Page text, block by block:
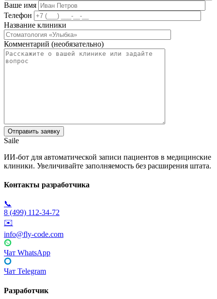
Ваше имя
Телефон
Название клиники
Комментарий (необязательно)
Saile
ИИ-бот для автоматической записи пациентов в медицинские
клиники. Увеличивайте заполняемость без расширения штата.
Контакты разработчика
📞
8 (499) 112-34-72
✉️
info@fly-code.com
Чат WhatsApp
Чат Telegram
Разработчик